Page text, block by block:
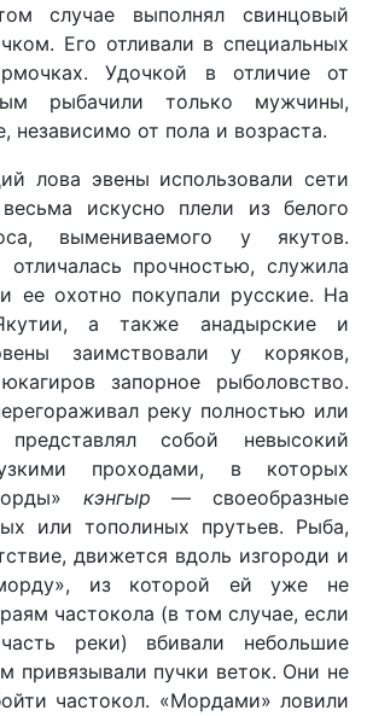
случае выполнял свинцовый
Его отливали в специальных
Удочкой в отличие от
рыбачили только мужчины,
независимо от пола и возраста.
лова эвены использовали сети
искусно плели из белого
вымениваемого у якутов.
отличалась прочностью, служила
ее охотно покупали русские. На
а также анадырские и
заимствовали у коряков,
запорное рыболовство.
реку полностью или
собой невысокий
проходами, в которых
кэнгыр— своеобразные
или тополиных прутьев. Рыба,
движется вдоль изгороди и
из которой ей уже не
частокола (в том случае, если
реки) вбивали небольшие
привязывали пучки веток. Они не
частокол. «Мордами» ловили